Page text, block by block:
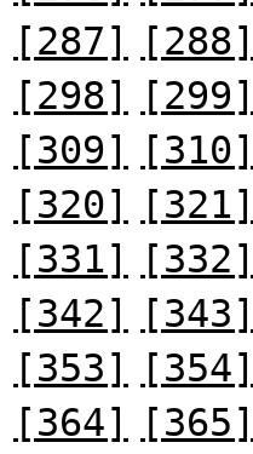
[287]
[288]
[298]
[299]
[309]
[310]
[320]
[321]
[331]
[332]
[342]
[343]
[353]
[354]
[364]
[365]